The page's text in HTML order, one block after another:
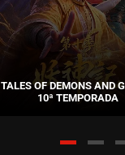
TALES OF DEMONS AND
10ª TEMPORADA